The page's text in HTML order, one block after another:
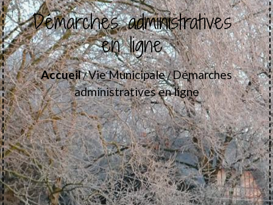
Démarches administratives
en ligne
Accueil/Vie Municipale/Démarches
administratives en ligne